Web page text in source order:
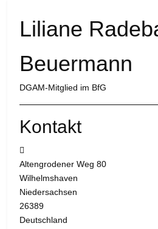
Liliane
Beuermann
DGAM-Mitglied im BfG
Kontakt
Altengrodener Weg 80
Wilhelmshaven
Niedersachsen
26389
Deutschland